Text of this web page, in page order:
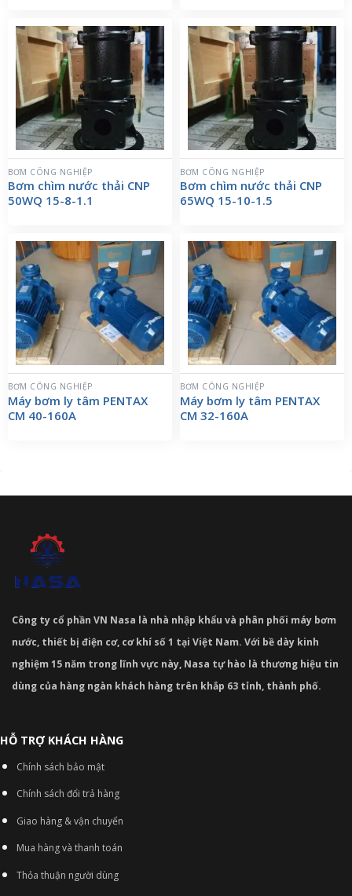
BƠM CÔNG NGHIỆP
Bơm chìm nước thải CNP
50WQ 15-8-1.1
BƠM CÔNG NGHIỆP
Bơm chìm nước thải CNP
65WQ 15-10-1.5
BƠM CÔNG NGHIỆP
Máy bơm ly tâm PENTAX
CM 40-160A
BƠM CÔNG NGHIỆP
Máy bơm ly tâm PENTAX
CM 32-160A
Công ty cổ phần VN Nasa là nhà nhập khẩu và phân phối máy bơm
nước, thiết bị điện cơ, cơ khí số 1 tại Việt Nam. Với bề dày kinh
nghiệm 15 năm trong lĩnh vực này, Nasa tự hào là thương hiệu tin
dùng của hàng ngàn khách hàng trên khắp 63 tỉnh, thành phố.
HỖ TRỢ KHÁCH HÀNG
Chính sách bảo mật
Chính sách đổi trả hàng
Giao hàng & vận chuyển
Mua hàng và thanh toán
Thỏa thuận người dùng